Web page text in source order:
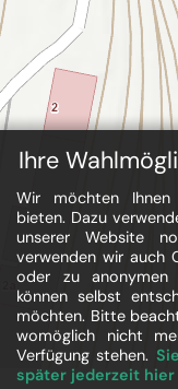
Ihre
Wir möchten Ihnen
bieten. Dazu
unserer Website
verwenden wir auch
oder zu anonymen
können selbst
möchten. Bitte
womöglich nicht
Verfügung stehen.
später jederzeit hier